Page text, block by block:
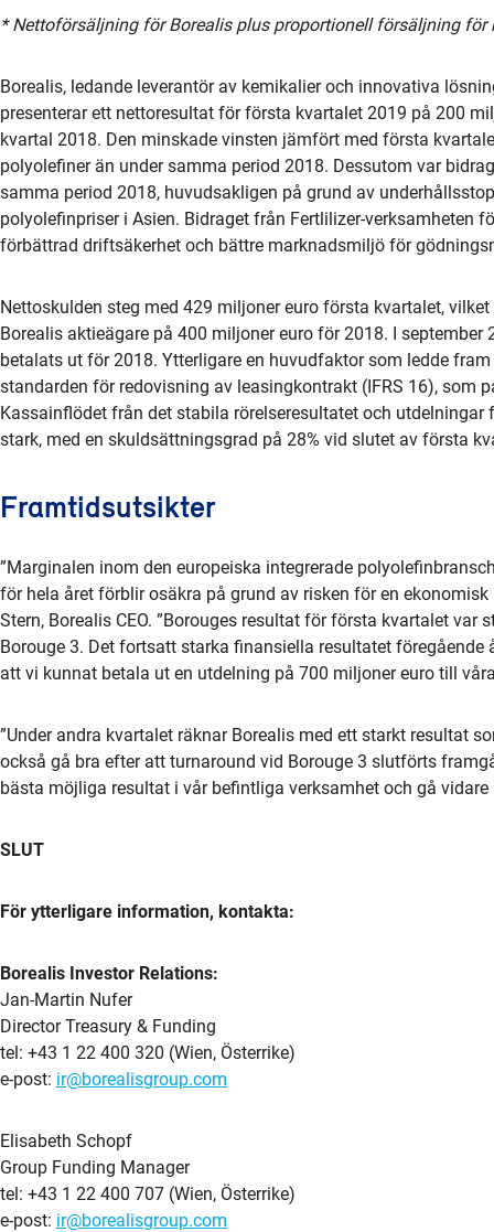
* Nettoförsäljning för Borealis plus proportionell försäljning för
Borealis, ledande leverantör av kemikalier och innovativa
presenterar ett nettoresultat för första kvartalet 2019 på 200
kvartal 2018. Den minskade vinsten jämfört med första
polyolefiner än under samma period 2018. Dessutom var
samma period 2018, huvudsakligen på grund av
polyolefinpriser i Asien. Bidraget från Fertlilizer-verksamheten
förbättrad driftsäkerhet och bättre marknadsmiljö för
Nettoskulden steg med 429 miljoner euro första kvartalet,
Borealis aktieägare på 400 miljoner euro för 2018. I
betalats ut för 2018. Ytterligare en huvudfaktor som ledde
standarden för redovisning av leasingkontrakt (IFRS 16), som
Kassainflödet från det stabila rörelseresultatet och
stark, med en skuldsättningsgrad på 28% vid slutet av första
Framtidsutsikter
”Marginalen inom den europeiska integrerade
för hela året förblir osäkra på grund av risken för en
Stern, Borealis CEO. ”Borouges resultat för första kvartalet
Borouge 3. Det fortsatt starka finansiella resultatet
att vi kunnat betala ut en utdelning på 700 miljoner euro till
”Under andra kvartalet räknar Borealis med ett starkt resultat
också gå bra efter att turnaround vid Borouge 3 slutförts
bästa möjliga resultat i vår befintliga verksamhet och gå
SLUT
För ytterligare information, kontakta:
Borealis Investor Relations:
Jan-Martin Nufer
Director Treasury & Funding
tel: +43 1 22 400 320 (Wien, Österrike)
e-post: ir@borealisgroup.com
Elisabeth Schopf
Group Funding Manager
tel: +43 1 22 400 707 (Wien, Österrike)
e-post: ir@borealisgroup.com